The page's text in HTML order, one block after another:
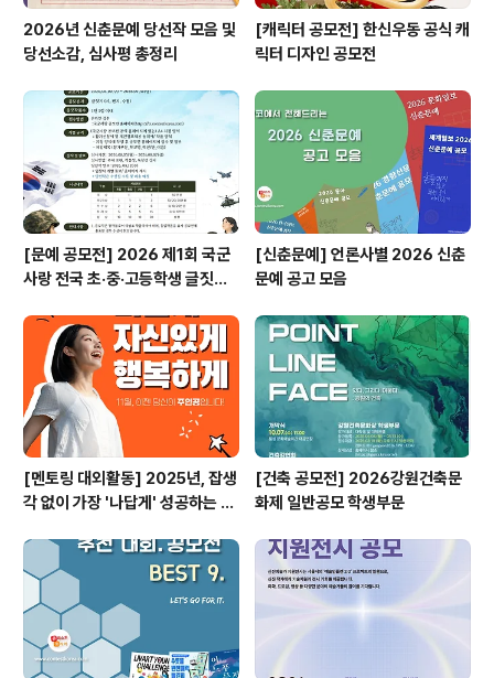
2026년 신춘문예 당선작 모음 및
당선소감, 심사평 총정리
[캐릭터 공모전] 한신우동 공식 캐
릭터 디자인 공모전
[문예 공모전] 2026 제1회 국군
사랑 전국 초·중·고등학생 글짓기
[신춘문예] 언론사별 2026 신춘
문예 공고 모음
[멘토링 대외활동] 2025년, 잡생
각 없이 가장 '나답게' 성공하는 법
[건축 공모전] 2026강원건축문
화제 일반공모 학생부문